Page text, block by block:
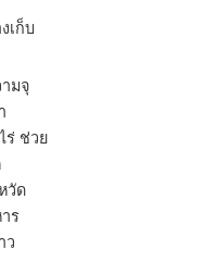
เก็บ
มจุ
ร่ ช่วย
วัด
ร
ว